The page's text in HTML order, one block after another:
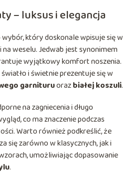
– luksus i elegancja
który doskonale wpisuje się w
weselu. Jedwab jest synonimem
wyjątkowy komfort noszenia.
i świetnie prezentuje się w
garnituruorazbiałej koszuli.
na zagniecenia i długo
co ma znaczenie podczas
Warto również podkreślić, że
się zarówno w klasycznych, jak i
umożliwiając dopasowanie
.